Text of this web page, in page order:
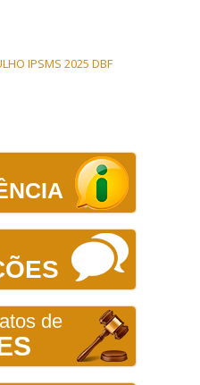
IPSMS 2025 DBF
de